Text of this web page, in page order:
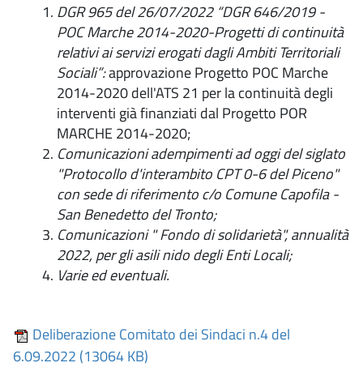
DGR 965 del 26/07/2022 “DGR 646/2019 -
POC Marche 2014-2020-Progetti di continuità
relativi ai servizi erogati dagli Ambiti Territoriali
Sociali”:approvazione Progetto POC Marche
2014-2020 dell'ATS 21 per la continuità degli
interventi già finanziati dal Progetto POR
MARCHE 2014-2020;
Comunicazioni adempimenti ad oggi del siglato
"Protocollo d'interambito CPT 0-6 del Piceno"
con sede di riferimento c/o Comune Capofila -
San Benedetto del Tronto;
Comunicazioni"Fondo di solidarietà", annualità
2022, per gli asili nido degli Enti Locali;
Varie ed eventuali.
Deliberazione Comitato dei Sindaci n.4 del
6.09.2022 (13064 KB)